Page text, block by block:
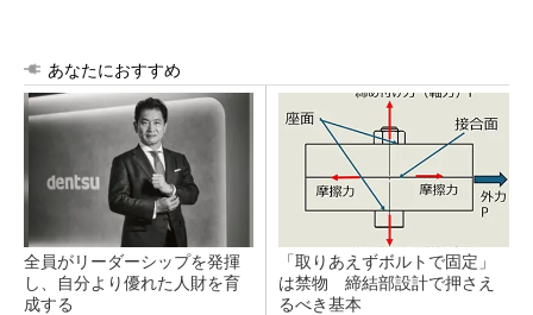
あなたにおすすめ
全員がリーダーシップを発揮
し、自分より優れた人財を育
成する
「取りあえずボルトで固定」
は禁物 締結部設計で押さえ
るべき基本